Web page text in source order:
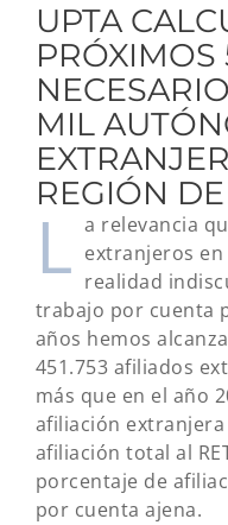
UPTA
PRÓXIMOS
MIL
REGIÓN
L a relevancia
extranjeros en
realidad
trabajo por cuenta
años hemos
451.753 afiliados
más que en el año
afiliación extranjera
afiliación total al
porcentaje de
por cuenta ajena.